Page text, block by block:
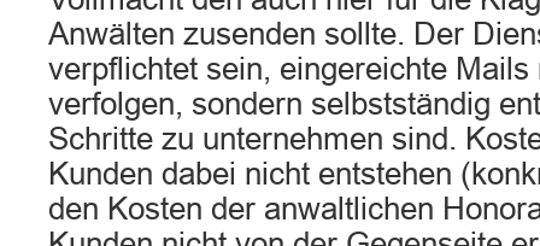
Anwälten zusenden sollte. Der
verpflichtet sein, eingereichte Mails
verfolgen, sondern selbstständig
Schritte zu unternehmen sind.
Kunden dabei nicht entstehen
den Kosten der anwaltlichen